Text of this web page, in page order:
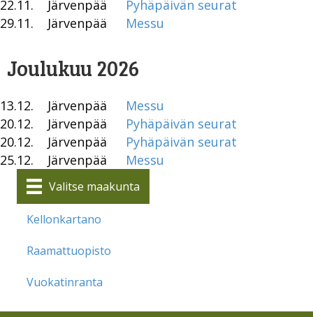
22.11.
Järvenpää
Pyhäpäivän seurat
29.11.
Järvenpää Messu
Joulukuu 2026
13.12. Järvenpää
Messu
20.12.
Järvenpää
Pyhäpäivän seurat
20.12.
Järvenpää
Pyhäpäivän seurat
25.12.
Järvenpää Messu
Valitse maakunta
Kellonkartano
Raamattuopisto
Vuokatinranta